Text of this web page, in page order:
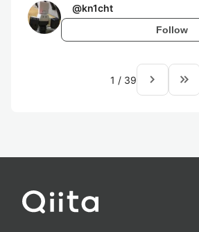
@kn1cht
Follow
1 / 39 navigate_next keyboard_double_arrow_right